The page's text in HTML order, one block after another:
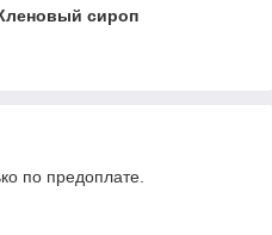
сироп
по предоплате.